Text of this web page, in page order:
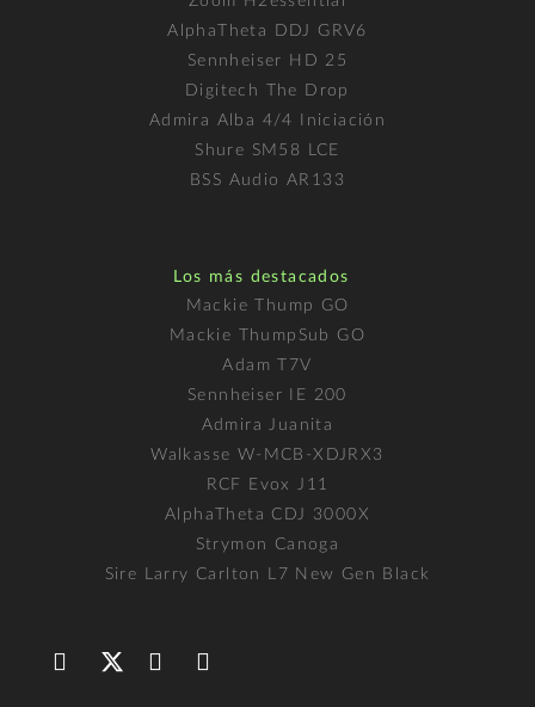
AlphaTheta DDJ GRV6
Sennheiser HD 25
Digitech The Drop
Admira Alba 4/4 Iniciación
Shure SM58 LCE
BSS Audio AR133
Los más destacados
Mackie Thump GO
Mackie ThumpSub GO
Adam T7V
Sennheiser IE 200
Admira Juanita
Walkasse W-MCB-XDJRX3
RCF Evox J11
AlphaTheta CDJ 3000X
Strymon Canoga
Sire Larry Carlton L7 New Gen Black